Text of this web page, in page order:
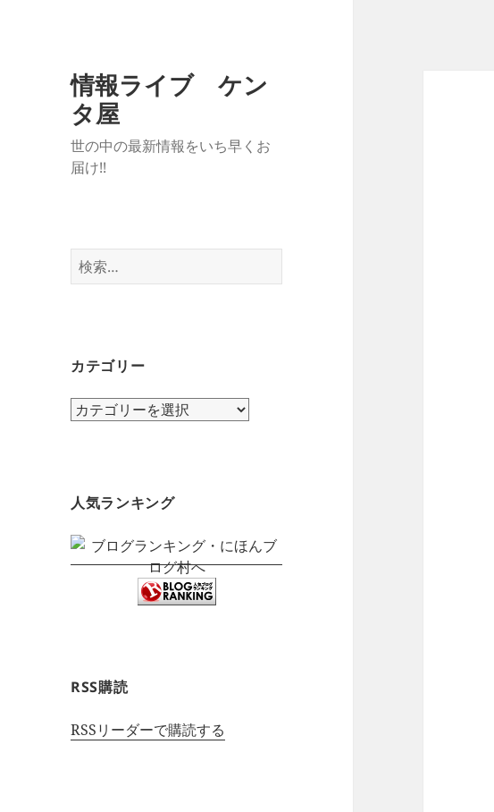
情報ライブ ケン
タ屋
世の中の最新情報をいち早くお
届け!!
検
索:
カテゴリー
カ
ー
人気ランキング
RSS購読
RSSリーダーで購読する